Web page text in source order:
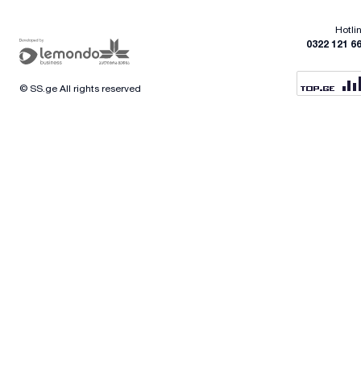
0322 121
© SS.ge All rights reserved